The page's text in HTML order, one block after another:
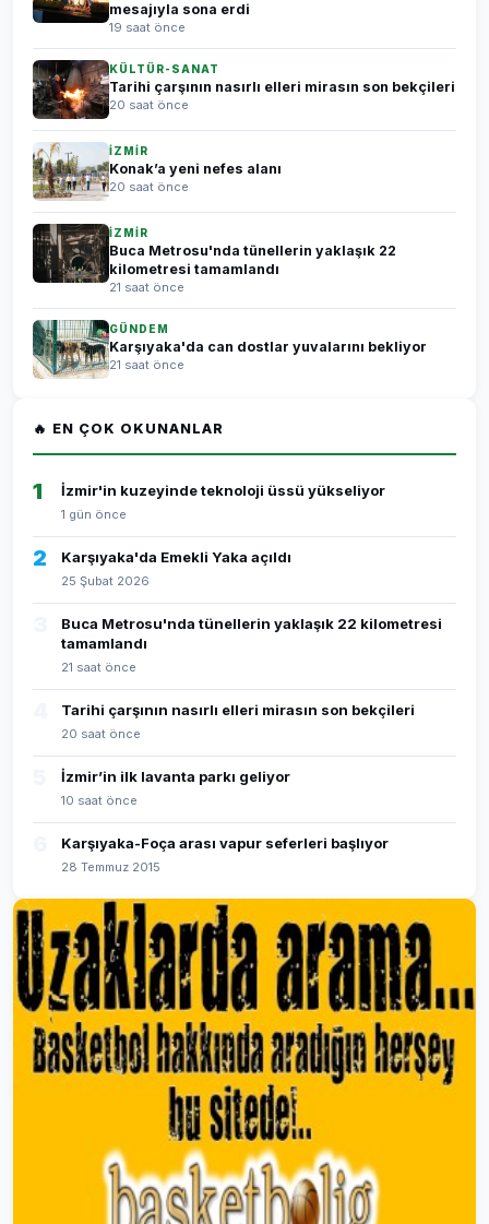
mesajıyla sona erdi
19 saat önce
KÜLTÜR-SANAT
Tarihi çarşının nasırlı elleri mirasın son bekçileri
20 saat önce
İZMİR
Konak’a yeni nefes alanı
20 saat önce
İZMİR
Buca Metrosu'nda tünellerin yaklaşık 22
kilometresi tamamlandı
21 saat önce
GÜNDEM
Karşıyaka'da can dostlar yuvalarını bekliyor
21 saat önce
🔥 EN ÇOK OKUNANLAR
1 İzmir'in kuzeyinde teknoloji üssü yükseliyor
1 gün önce
2 Karşıyaka'da Emekli Yaka açıldı
25 Şubat 2026
Buca Metrosu'nda tünellerin yaklaşık 22 kilometresi
tamamlandı
21 saat önce
Tarihi çarşının nasırlı elleri mirasın son bekçileri
20 saat önce
İzmir’in ilk lavanta parkı geliyor
10 saat önce
Karşıyaka-Foça arası vapur seferleri başlıyor
28 Temmuz 2015